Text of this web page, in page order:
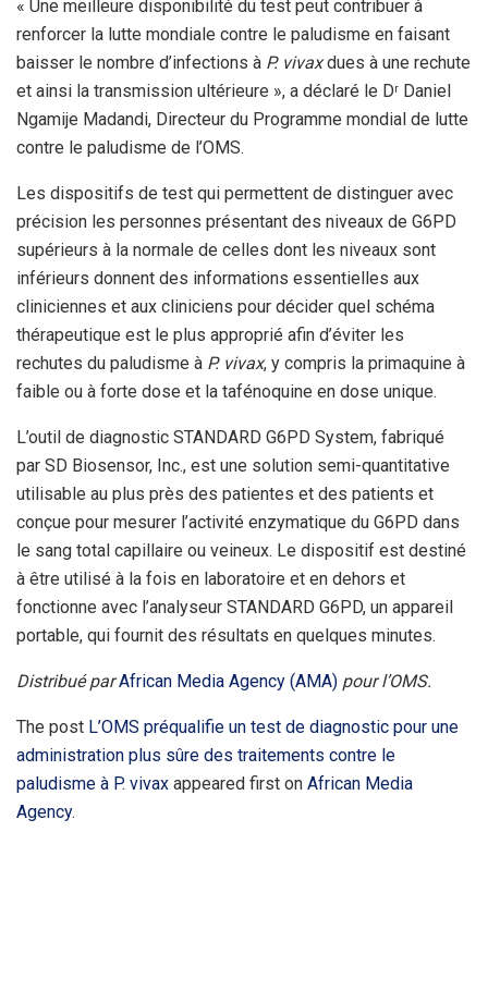
« Une meilleure disponibilité du test peut contribuer à
renforcer la lutte mondiale contre le paludisme en faisant
baisser le nombre d’infections à P. vivaxdues à une rechute
et ainsi la transmission ultérieure », a déclaré le Dr Daniel
Ngamije Madandi, Directeur du Programme mondial de lutte
contre le paludisme de l’OMS.
Les dispositifs de test qui permettent de distinguer avec
précision les personnes présentant des niveaux de G6PD
supérieurs à la normale de celles dont les niveaux sont
inférieurs donnent des informations essentielles aux
cliniciennes et aux cliniciens pour décider quel schéma
thérapeutique est le plus approprié afin d’éviter les
rechutes du paludisme à P. vivax, y compris la primaquine à
faible ou à forte dose et la tafénoquine en dose unique.
L’outil de diagnostic STANDARD G6PD System, fabriqué
par SD Biosensor, Inc., est une solution semi-quantitative
utilisable au plus près des patientes et des patients et
conçue pour mesurer l’activité enzymatique du G6PD dans
le sang total capillaire ou veineux. Le dispositif est destiné
à être utilisé à la fois en laboratoire et en dehors et
fonctionne avec l’analyseur STANDARD G6PD, un appareil
portable, qui fournit des résultats en quelques minutes.
Distribué parAfrican Media Agency (AMA) pour l’OMS.
The post L’OMS préqualifie un test de diagnostic pour une
administration plus sûre des traitements contre le
paludisme à P. vivax appeared first on African Media
Agency.